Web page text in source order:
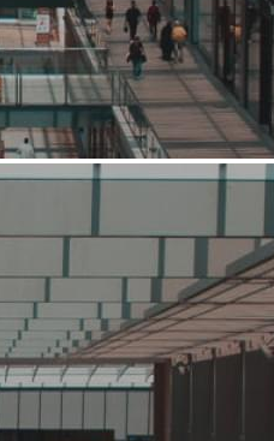
планы развития ритейлера
МINIDINO родом из
небольшой партии
что и послужило для
10 розничных